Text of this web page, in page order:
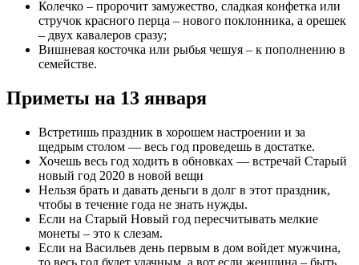
Колечко – пророчит замужество, сладкая конфетка или
стручок красного перца – нового поклонника, а орешек
– двух кавалеров сразу;
Вишневая косточка или рыбья чешуя – к пополнению в
семействе.
Приметы на 13 января
Встретишь праздник в хорошем настроении и за
щедрым столом — весь год проведешь в достатке.
Хочешь весь год ходить в обновках — встречай Старый
новый год 2020 в новой вещи
Нельзя брать и давать деньги в долг в этот праздник,
чтобы в течение года не знать нужды.
Если на Старый Новый год пересчитывать мелкие
монеты – это к слезам.
Если на Васильев день первым в дом войдет мужчина,
то весь год будет удачным, а вот если женщина – быть